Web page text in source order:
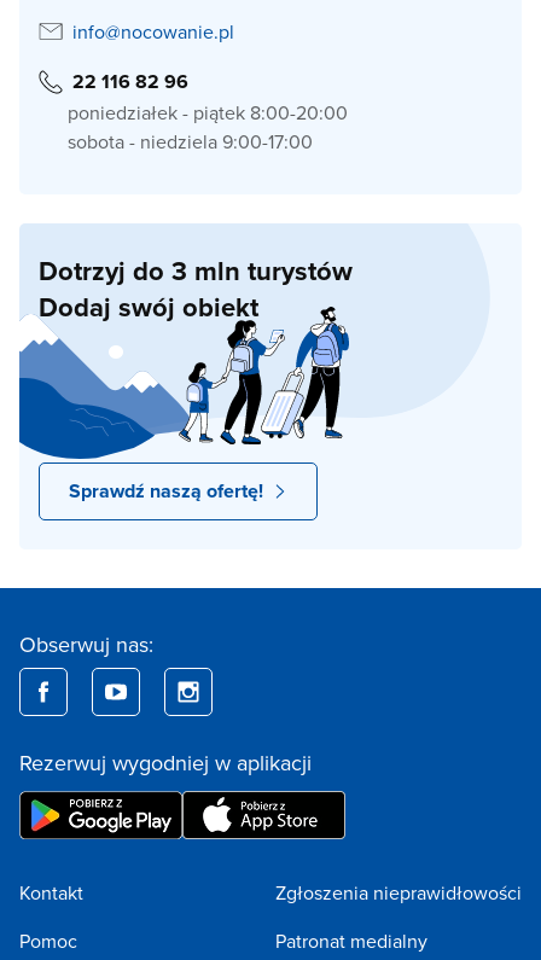
info@nocowanie.pl
22 116 82 96
poniedziałek - piątek 8:00-20:00
sobota - niedziela 9:00-17:00
Dotrzyj do 3 mln turystów
Dodaj swój obiekt
Sprawdź naszą ofertę!
Obserwuj nas:
Rezerwuj wygodniej w aplikacji
Kontakt
Pomoc
Zgłoszenia nieprawidłowości
Patronat medialny